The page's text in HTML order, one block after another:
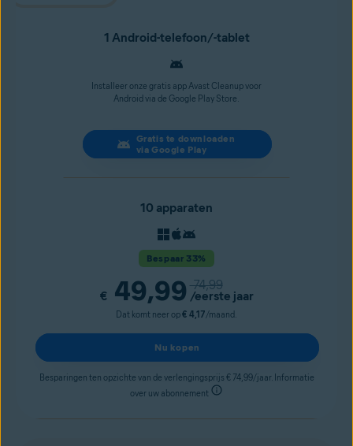
1 Android-telefoon/-tablet
Installeer onze gratis app Avast Cleanup voor
Android via de Google Play Store.
Gratis te downloaden
via Google Play
10 apparaten
Bespaar 33%
€ 49,99 74,99
/eerste jaar
Dat komt neer op€ 4,17/maand.
Nu kopen
Besparingen ten opzichte van de verlengingsprijs € 74,99/jaar. Informatie
over uw abonnement